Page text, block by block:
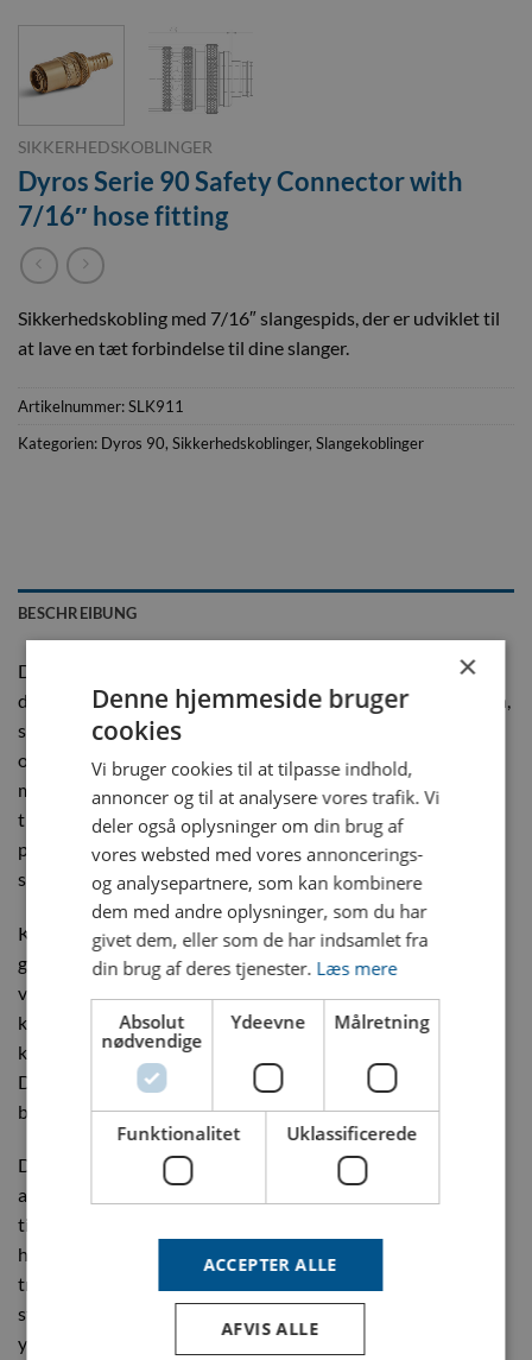
SIKKERHEDSKOBLINGER
Dyros Serie 90 Safety Connector with
7/16″ hose fitting
Sikkerhedskobling med 7/16″ slangespids, der er udviklet til
at lave en tæt forbindelse til dine slanger.
Artikelnummer:SLK911
Kategorien: Dyros 90, Sikkerhedskoblinger, Slangekoblinger
BESCHREIBUNG
Dyros Serie 90 Sikkerhedskobling med 7/16″ slangespids er
den perfekte løsning til industrielle systemer, hvor præcision,
sikkerhed og effektivitet er afgørende. Denne kobling blev
oprindeligt udviklet til brug i kølevæsker i plaststøbeforme,
men anvendes nu i en bred vifte af applikationer som
trykluftsystemer, gasflasker og andre krævende industrielle
processer. Hos dyros har vi stor fokus på nøjagtighed,
sikkerhed og kvalitet i alle vores produkter.
Koblingen er bygget med høj præcision og har et frit
gennemløb på 9 mm, hvilket sikrer effektiv transport af
væsker eller gasser gennem systemet. Den robuste
konstruktion i massiv messing og rustfrit stål sikrer, at
koblingen kan modstå høje tryk, mekanisk slid og korrosion.
Dette gør den særligt velegnet til barske miljøer med kemisk
belastning eller ekstreme forhold.
Den automatiske låseordning, der er i ale vores koblinger,
aktiveres ved nedpressning mod niplen, gør det muligt at
tilslutte og frakoble koblingen hurtigt og effektivt med én
hånd. Denne funktion sparer tid og øger produktiviteten i
travle arbejdsmiljøer, samtidig med at koblingen forbliver
stabil og sikker under drift. En sikkerhedskobling har dog
yderligere en låsemekanisme, der forhindrer utilsigtet
×
Denne hjemmeside bruger
cookies
Vi bruger cookies til at tilpasse indhold,
annoncer og til at analysere vores trafik. Vi
deler også oplysninger om din brug af
vores websted med vores annoncerings-
og analysepartnere, som kan kombinere
dem med andre oplysninger, som du har
givet dem, eller som de har indsamlet fra
din brug af deres tjenester. Læs mere
Absolut
nødvendige
Ydeevne Målretning
Funktionalitet Uklassificerede
ACCEPTER ALLE
AFVIS ALLE